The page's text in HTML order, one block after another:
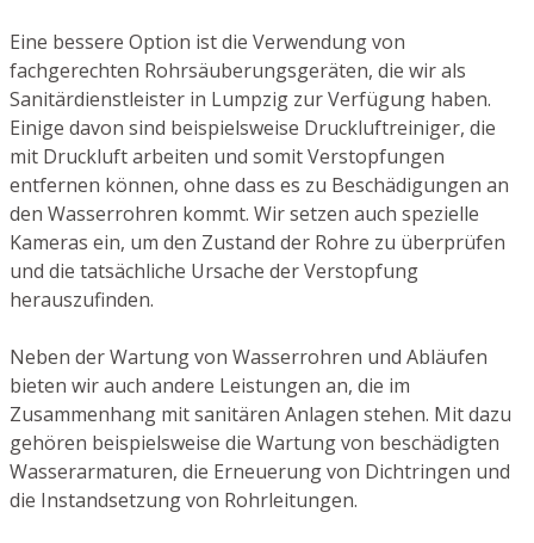
Eine bessere Option ist die Verwendung von
fachgerechten Rohrsäuberungsgeräten, die wir als
Sanitärdienstleister in Lumpzig zur Verfügung haben.
Einige davon sind beispielsweise Druckluftreiniger, die
mit Druckluft arbeiten und somit Verstopfungen
entfernen können, ohne dass es zu Beschädigungen an
den Wasserrohren kommt. Wir setzen auch spezielle
Kameras ein, um den Zustand der Rohre zu überprüfen
und die tatsächliche Ursache der Verstopfung
herauszufinden.
Neben der Wartung von Wasserrohren und Abläufen
bieten wir auch andere Leistungen an, die im
Zusammenhang mit sanitären Anlagen stehen. Mit dazu
gehören beispielsweise die Wartung von beschädigten
Wasserarmaturen, die Erneuerung von Dichtringen und
die Instandsetzung von Rohrleitungen.